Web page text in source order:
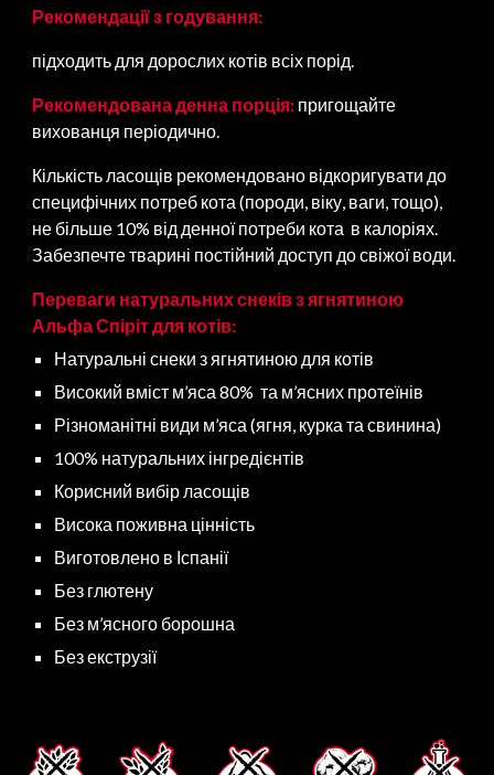
Рекомендації з годування:
підходить для дорослих котів всіх порід.
Рекомендована денна порція: пригощайте
вихованця періодично.
Кількість ласощів рекомендовано відкоригувати до
специфічних потреб кота (породи, віку, ваги, тощо),
не більше 10% від денної потреби кота в калоріях.
Забезпечте тварині постійний доступ до свіжої води.
Переваги натуральних снеків з ягнятиною
Альфа Спіріт для котів:
Натуральні снеки з ягнятиною для котів
Високий вміст м’яса 80% та м’ясних протеїнів
Різноманітні види м’яса (ягня, курка та свинина)
100% натуральних інгредієнтів
Корисний вибір ласощів
Висока поживна цінність
Виготовлено в Іспанії
Без глютену
Без м’ясного борошна
Без екструзії